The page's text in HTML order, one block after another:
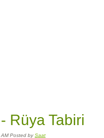
Rüya Tabiri
Posted bySaat